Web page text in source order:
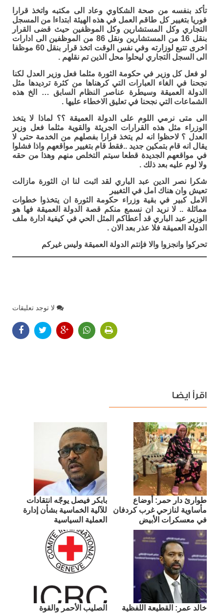
تأكد بنفسه من صحة الشكاوي وعاد الى مكتبه واتخذ قرارا
فوريا بتغيير كل طاقم العمل في هذه الهيئة ابتداءا من المسجل
التجاري وكل المستشارين وكل الموظفين حيث قضى القرار
بنقل 16 من المستشارين ونقل 86 من الموظفين الى ادارات
اخرى تتبع لوزارته وفي نفس الوقت اتخذ قرار بنقل 60 موظفا
الى السجل التجاري ليحلوا محل الذين تم نقلهم .
لو فعل كل وزير في حكومة الثورة مثلما فعل وزير العدل لكنا
نجحنا في الغاء العبارات التي كرهناها من كثرة ترديدها مثل
الدولة العميقة وسيطرة عناصر النظام السابق … الخ هذه
الشماعات التي نجحنا في تعليق الاخطاء عليها .
الى متى نرمي اللوم على الدولة العميقة ؟؟ لماذا لا يتخذ
الوزراء مثل هذه القرارات الجريئة والقوية مثلما فعل وزير
العدل ؟ لاحظوا انه لم يتخذ قرارا بفصلهم من الخدمة حتى لا
يقال انه قام بتمكين جديد ..فقط قام بتغيير مواقعهم واذا فشلوا
في مواقعهم الجديدة قطعا سيتم التخلص منهم وهذا من حقه
ولا لوم عليه بعد ذلك .
شكرا نصر الدين عبد الباري لقد اثبت لنا ان الثورة مازالت
تعيش وان هناك امل في التغيير
الامل كبير في بقية وزراء حكومة الثورة ان يتخذوا خطوات
مماثلة .. لا نريد ان نسمع منكم قصة الدولة العميقة فها هو
الوزير عبد الباري قد أعطاكم المثل الحي في كيفية ادارة ملف
الدولة العميقة فلا عذر بعد الان .
تحركوا وانجزوا والا فإنتم الدولة العميقة وليس غيركم
لا توجد تعليقات
اقرأ ايضا
طوارئ دار حمر: أوضاع
مأساوية لنازحي غرب كردفان
في معسكرات الأبيض
بابكر فيصل يوجّه انتقادات
للآلية الخماسية بشأن إدارة
العملية السياسية
​خالد عمر: القطيعة اللفظية
الصليب الأحمر والقوة